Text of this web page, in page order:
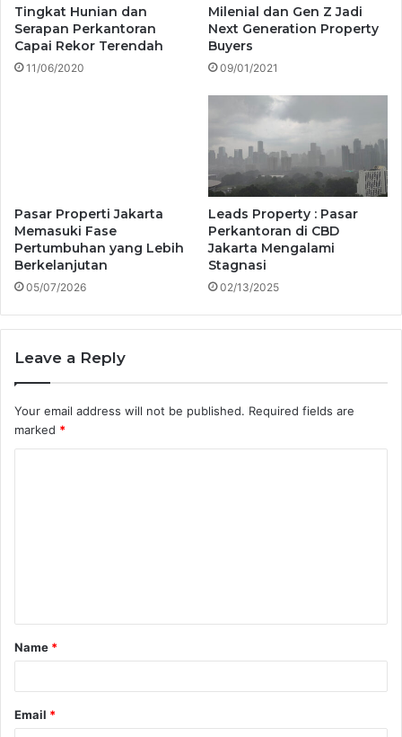
Tingkat Hunian dan
Serapan Perkantoran
Capai Rekor Terendah
11/06/2020
Milenial dan Gen Z Jadi
Next Generation Property
Buyers
09/01/2021
Pasar Properti Jakarta
Memasuki Fase
Pertumbuhan yang Lebih
Berkelanjutan
05/07/2026
Leads Property : Pasar
Perkantoran di CBD
Jakarta Mengalami
Stagnasi
02/13/2025
Leave a Reply
Your email address will not be published. Required fields are
marked *
t
*
Name *
Email *